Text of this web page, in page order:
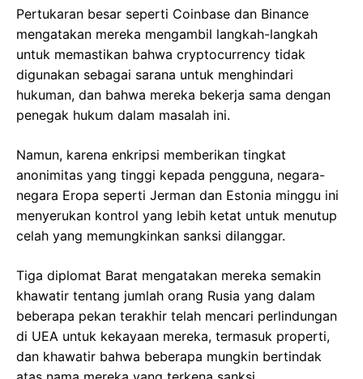
Pertukaran besar seperti Coinbase dan Binance
mengatakan mereka mengambil langkah-langkah
untuk memastikan bahwa cryptocurrency tidak
digunakan sebagai sarana untuk menghindari
hukuman, dan bahwa mereka bekerja sama dengan
penegak hukum dalam masalah ini.
Namun, karena enkripsi memberikan tingkat
anonimitas yang tinggi kepada pengguna, negara-
negara Eropa seperti Jerman dan Estonia minggu ini
menyerukan kontrol yang lebih ketat untuk menutup
celah yang memungkinkan sanksi dilanggar.
Tiga diplomat Barat mengatakan mereka semakin
khawatir tentang jumlah orang Rusia yang dalam
beberapa pekan terakhir telah mencari perlindungan
di UEA untuk kekayaan mereka, termasuk properti,
dan khawatir bahwa beberapa mungkin bertindak